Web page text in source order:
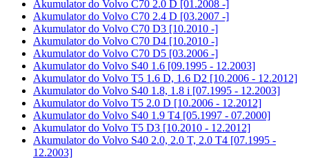
Akumulator do Volvo C70 2.0 D [01.2008 -]
Akumulator do Volvo C70 2.4 D [03.2007 -]
Akumulator do Volvo C70 D3 [10.2010 -]
Akumulator do Volvo C70 D4 [10.2010 -]
Akumulator do Volvo C70 D5 [03.2006 -]
Akumulator do Volvo S40 1.6 [09.1995 - 12.2003]
Akumulator do Volvo T5 1.6 D, 1.6 D2 [10.2006 - 12.2012]
Akumulator do Volvo S40 1.8, 1.8 i [07.1995 - 12.2003]
Akumulator do Volvo T5 2.0 D [10.2006 - 12.2012]
Akumulator do Volvo S40 1.9 T4 [05.1997 - 07.2000]
Akumulator do Volvo T5 D3 [10.2010 - 12.2012]
Akumulator do Volvo S40 2.0, 2.0 T, 2.0 T4 [07.1995 -
12.2003]